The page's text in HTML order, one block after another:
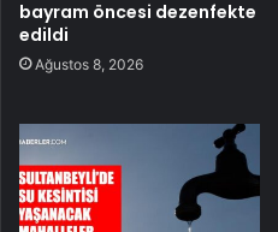
bayram öncesi dezenfekte
edildi
Ağustos 8, 2026